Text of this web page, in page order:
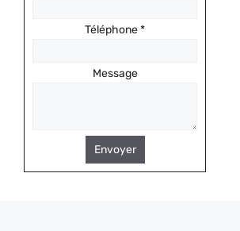
Téléphone*
Message
Envoyer